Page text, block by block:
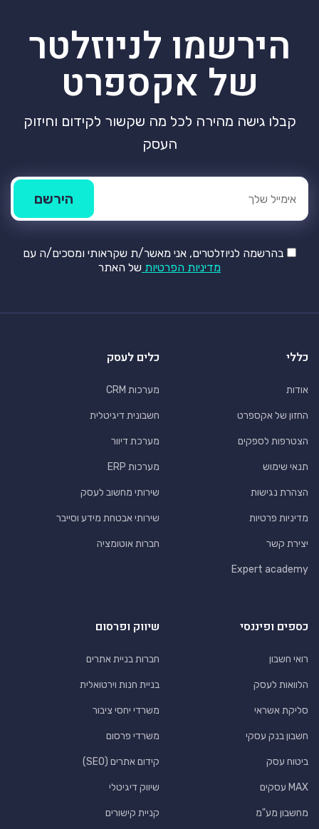
הירשמו לניוזלטר
של אקספרט
קבלו גישה מהירה לכל מה שקשור לקידום וחיזוק
העסק
בהרשמה לניוזלטרים, אני מאשר/ת שקראותי ומסכים/ה עם
מדיניות הפרטיות של האתר
כללי
אודות
החזון של אקספרט
הצטרפות לספקים
תנאי שימוש
הצהרת נגישות
מדיניות פרטיות
יצירת קשר
Expert academy
כלים לעסק
מערכות CRM
חשבונית דיגיטלית
מערכת דיוור
מערכות ERP
שירותי מחשוב לעסק
שירותי אבטחת מידע וסייבר
חברות אוטומציה
כספים ופיננסי
רואי חשבון
הלוואות לעסק
סליקת אשראי
חשבון בנק עסקי
ביטוח עסק
MAX עסקים
מחשבון מע"מ
שיווק ופרסום
חברות בניית אתרים
בניית חנות וירטואלית
משרדי יחסי ציבור
משרדי פרסום
קידום אתרים (SEO)
שיווק דיגיטלי
קניית קישורים